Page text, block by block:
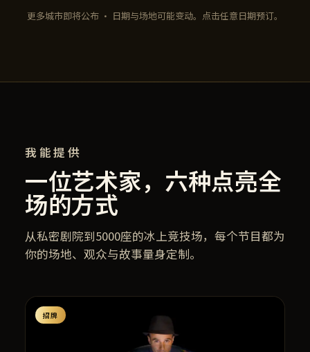
更多城市即将公布 · 日期与场地可能变动。点击任意日期预订。
我能提供
一位艺术家，六种点亮全
场的方式
从私密剧院到5000座的冰上竞技场，每个节目都为
你的场地、观众与故事量身定制。
招牌